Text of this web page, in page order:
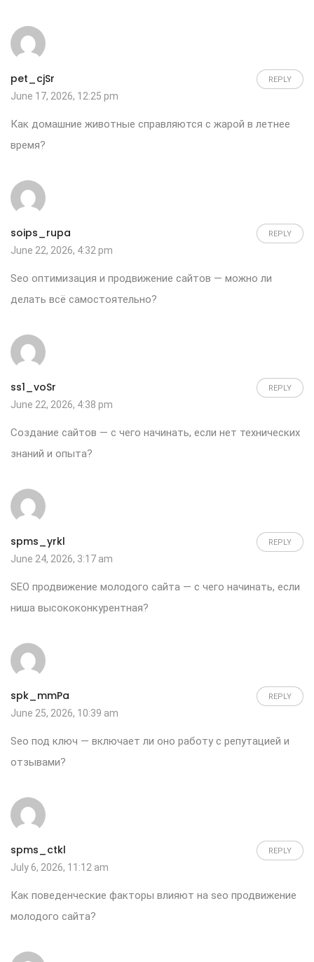
pet_cjSr REPLY
June 17, 2026, 12:25 pm
Как домашние животные справляются с жарой в летнее
время?
soips_rupa REPLY
June 22, 2026, 4:32 pm
Seo оптимизация и продвижение сайтов — можно ли
делать всё самостоятельно?
ss1_voSr REPLY
June 22, 2026, 4:38 pm
Создание сайтов — с чего начинать, если нет технических
знаний и опыта?
spms_yrkl REPLY
June 24, 2026, 3:17 am
SEO продвижение молодого сайта — с чего начинать, если
ниша высококонкурентная?
spk_mmPa REPLY
June 25, 2026, 10:39 am
Seo под ключ — включает ли оно работу с репутацией и
отзывами?
spms_ctkl REPLY
July 6, 2026, 11:12 am
Как поведенческие факторы влияют на seo продвижение
молодого сайта?